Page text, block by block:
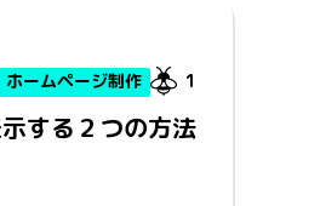
ホームページ制作
する２つの方法
1